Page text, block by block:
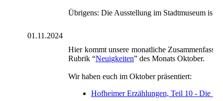
Übrigens: Die Ausstellung im Stadtmuseum ist
01.11.2024
Hier kommt unsere monatliche
Rubrik “Neuigkeiten” des Monats Oktober.
Wir haben euch im Oktober präsentiert:
Hofheimer Erzählungen, Teil 10 - Die